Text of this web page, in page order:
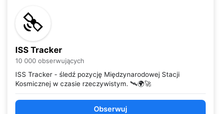
ISS Tracker
10 000 obserwujących
ISS Tracker - śledź pozycję Międzynarodowej Stacji
Kosmicznej w czasie rzeczywistym. 🛰️🌍🚀
Obserwuj